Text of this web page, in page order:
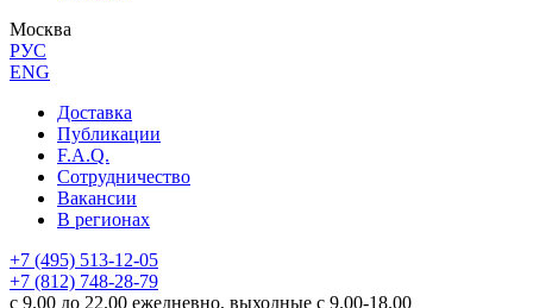
Москва
РУС
ENG
Доставка
Публикации
F.A.Q.
Сотрудничество
Вакансии
В регионах
+7 (495) 513-12-05
+7 (812) 748-28-79
с 9.00 до 22.00 ежедневно, выходные с 9.00-18.00